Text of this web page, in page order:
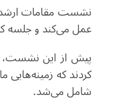
نشست مقامات ارشد
عمل می‌کند و جلسه کنونی طی
کردند که
شامل می‌شد.